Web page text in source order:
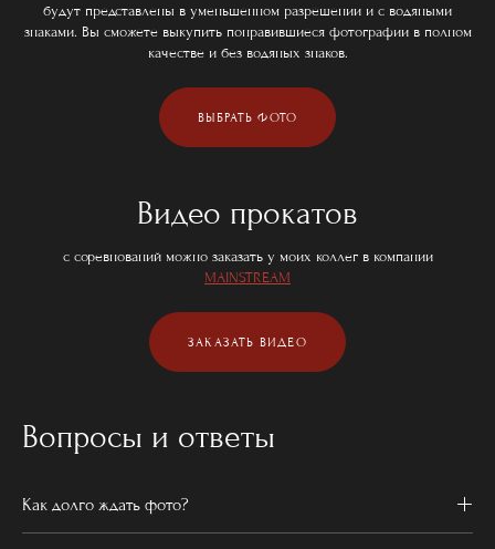
будут представлены в уменьшенном разрешении и с водяными
знаками. Вы сможете выкупить понравившиеся фотографии в полном
качестве и без водяных знаков.
ВЫБРАТЬ ФОТО
Видео прокатов
с соревнований можно заказать у моих коллег в компании
MAINSTREAM
ЗАКАЗАТЬ ВИДЕО
Вопросы и ответы
Как долго ждать фото?